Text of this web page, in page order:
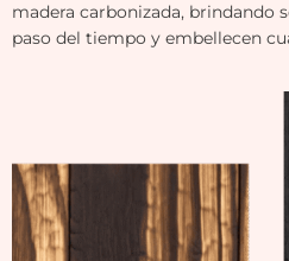
madera carbonizada, brindando
paso del tiempo y embellecen